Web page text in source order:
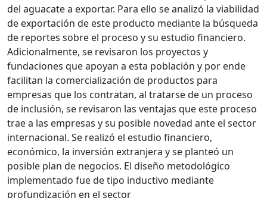
del aguacate a exportar. Para ello se analizó la viabilidad
de exportación de este producto mediante la búsqueda
de reportes sobre el proceso y su estudio financiero.
Adicionalmente, se revisaron los proyectos y
fundaciones que apoyan a esta población y por ende
facilitan la comercialización de productos para
empresas que los contratan, al tratarse de un proceso
de inclusión, se revisaron las ventajas que este proceso
trae a las empresas y su posible novedad ante el sector
internacional. Se realizó el estudio financiero,
económico, la inversión extranjera y se planteó un
posible plan de negocios. El diseño metodológico
implementado fue de tipo inductivo mediante
profundización en el sector